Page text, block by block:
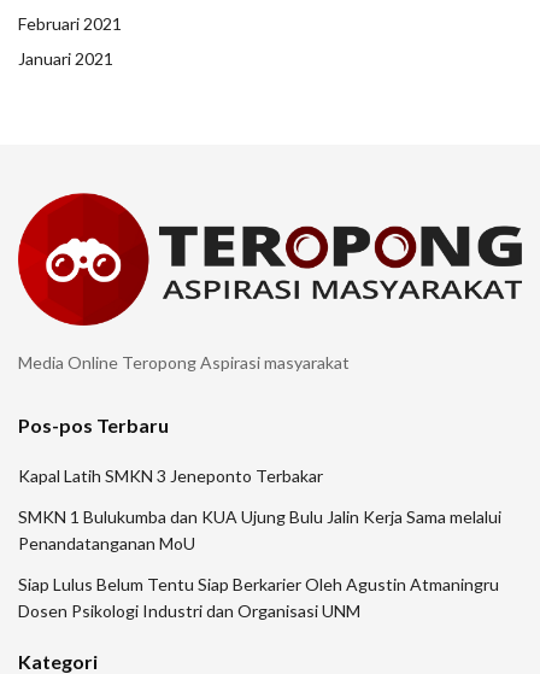
Februari 2021
Januari 2021
Media Online Teropong Aspirasi masyarakat
Pos-pos Terbaru
Kapal Latih SMKN 3 Jeneponto Terbakar
SMKN 1 Bulukumba dan KUA Ujung Bulu Jalin Kerja Sama melalui
Penandatanganan MoU
Siap Lulus Belum Tentu Siap Berkarier Oleh Agustin Atmaningru
Dosen Psikologi Industri dan Organisasi UNM
Kategori